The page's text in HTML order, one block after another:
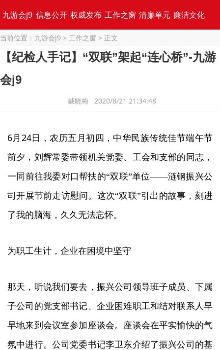
九游会j9 信息公开 权威发布 工作之窗 清廉单元 廉洁文化
专题集锦
当前位置： 九游会j9 > 工作之窗 > 正文
【纪检人手记】“双联”架起“连心桥”-九游
会j9
戴晓梅 2020/8/21 21:34:48
6月 24日，农历五月初四，中华民族传统佳节端午节
前夕，刘辉常委带领机关党委、工会和支部的同志，
一同前往我委对口帮扶的“双联”单位——涟钢振兴公
司开展节前走访慰问。这次“双联”引出的故事，刻进
了我的脑海，久久无法忘怀。
为职工生计，企业在困境中坚守
那天，听说我们要去，振兴公司领导班子成员、下属
子公司的党支部书记、企业困难职工和结对联系人早
早地来到会议室参加座谈会。座谈会在平实愉快的气
氛中进行。公司党委书记李卫东介绍了振兴公司的基